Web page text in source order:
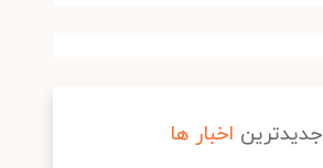
جدیدترین اخبار ها